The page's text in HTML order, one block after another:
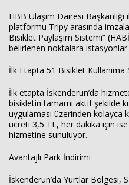
HBB Ulaşım Dairesi
platformu Tripy arasında
Bisiklet Paylaşım Sistemi”
belirlenen noktalara istasyonlar
İlk Etapta 51 Bisiklet Kullanıma
İlk etapta İskenderun’da
bisikletin tamamı aktif şekilde
uygulaması üzerinden kolayca
ücreti 3,5 TL, her dakika için ise
hizmetine sunuluyor.
Avantajlı Park İndirimi
İskenderun’da Yurtlar Bölgesi,